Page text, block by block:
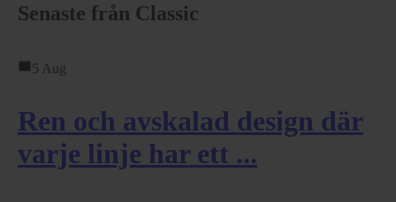
Senaste från Classic
5 Aug
Ren och avskalad design där
varje linje har ett ...